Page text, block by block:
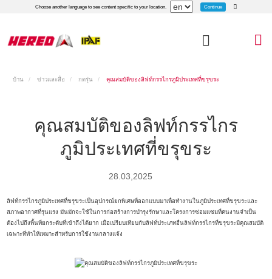
Choose another language to see content specific to your location. Continue
บ้าน ข่าวและสื่อ กดรุ่น คุณสมบัติของลิฟท์กรรไกรภูมิประเทศที่ขรุขระ
คุณสมบัติของลิฟท์กรรไกร
ภูมิประเทศที่ขรุขระ
28.03,2025
ลิฟท์กรรไกรภูมิประเทศที่ขรุขระเป็นอุปกรณ์ยกพิเศษที่ออกแบบมาเพื่อทำงานในภูมิประเทศที่ขรุขระและ
สภาพอากาศที่รุนแรง มันมักจะใช้ในการก่อสร้างการบำรุงรักษาและโครงการซ่อมแซมที่คนงานจำเป็น
ต้องไปถึงพื้นที่ยกระดับที่เข้าถึงได้ยาก เมื่อเปรียบเทียบกับลิฟท์ประเภทอื่นลิฟท์กรรไกรที่ขรุขระมีคุณสมบัติ
เฉพาะที่ทำให้เหมาะสำหรับการใช้งานกลางแจ้ง